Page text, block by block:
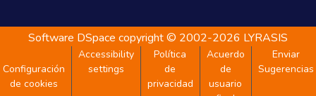
Software DSpace copyright © 2002-2026 LYRASIS
Configuración
de cookies
Accessibility
settings
Política
de
privacidad
Acuerdo
de
usuario
Enviar
Sugerencias